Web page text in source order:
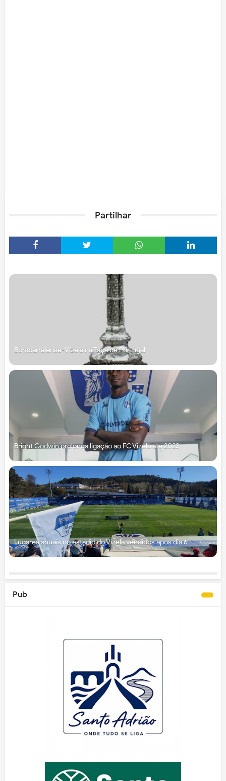
Partilhar
Bombarralense-Vizela na Taça de Portugal
Bright Godwin prolonga ligação ao FC Vizela até 2028
Lugares anuais no estádio do Vizela vendidos após dia 6
Pub